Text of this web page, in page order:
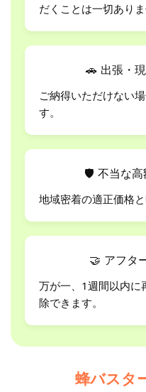
だくことは一切ありま
🚗 出張・
ご納得いただけない
す。
🛡 不当な
地域密着の適正価格
🤝 アフタ
万が一、1週間以内に
除できます。
蜂バスタ